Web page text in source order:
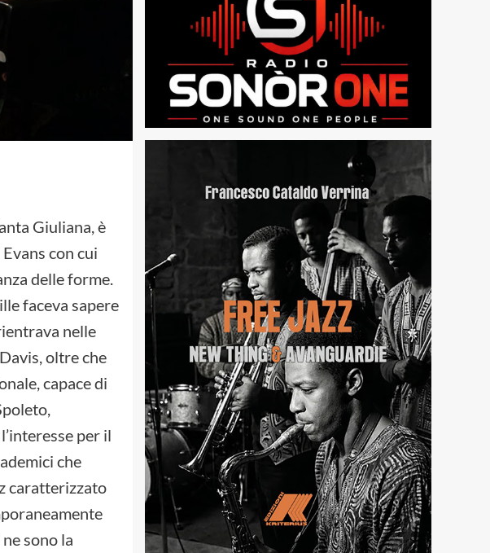
Giuliana, è
con cui
delle forme.
faceva sapere
nelle
oltre che
capace di
per il
che
caratterizzato
sono la